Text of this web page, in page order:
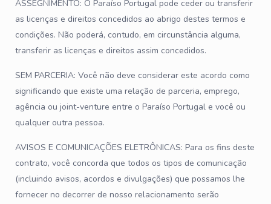
ASSEGNIMENTO: O Paraíso Portugal pode ceder ou transferir
as licenças e direitos concedidos ao abrigo destes termos e
condições. Não poderá, contudo, em circunstância alguma,
transferir as licenças e direitos assim concedidos.
SEM PARCERIA: Você não deve considerar este acordo como
significando que existe uma relação de parceria, emprego,
agência ou joint-venture entre o Paraíso Portugal e você ou
qualquer outra pessoa.
AVISOS E COMUNICAÇÕES ELETRÔNICAS: Para os fins deste
contrato, você concorda que todos os tipos de comunicação
(incluindo avisos, acordos e divulgações) que possamos lhe
fornecer no decorrer de nosso relacionamento serão